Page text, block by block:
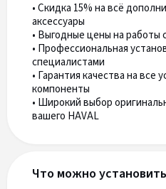
• Скидка 15% на всё
аксессуары
• Выгодные цены на работы
• Профессиональная
специалистами
• Гарантия качества на все
компоненты
• Широкий выбор
вашего HAVAL
Что можно